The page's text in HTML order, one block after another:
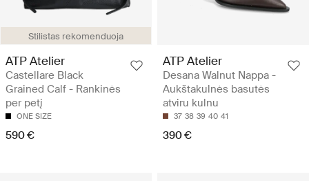
Stilistas rekomenduoja
ATP Atelier
Castellare Black
Grained Calf - Rankinės
per petį
ONE SIZE
590 €
ATP Atelier
Desana Walnut Nappa -
Aukštakulnės basutės
atviru kulnu
37 38 39 40 41
390 €